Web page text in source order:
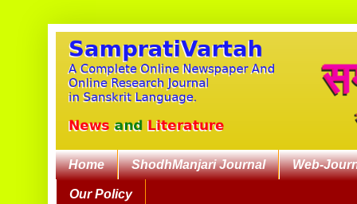
Home ShodhManjari Journal Web-
Our Policy